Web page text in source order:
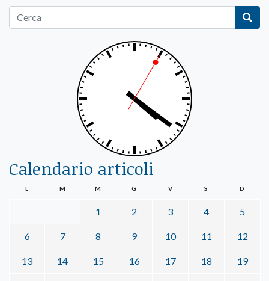
Calendario articoli
L M M G V S D
1 2 3 4 5
6 7 8 9 10 11 12
13 14 15 16 17 18 19